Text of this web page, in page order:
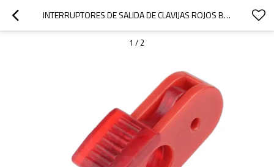
INTERRUPTORES DE SALIDA DE CLAVIJAS ROJOS BLOQUEO DEL DISYUNTOR| PROVEEDOR DE BLOQUEO DE DISYUNTOR EN MINIATURA DE CHINA
1 / 2